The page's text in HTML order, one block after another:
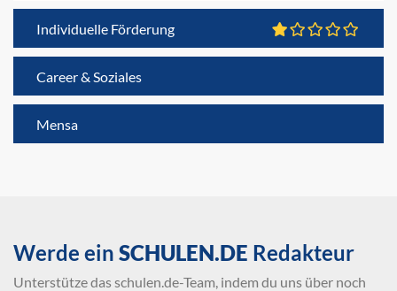
Individuelle Förderung
Career & Soziales
Mensa
Werde ein SCHULEN.DE Redakteur
Unterstütze das schulen.de-Team, indem du uns über noch